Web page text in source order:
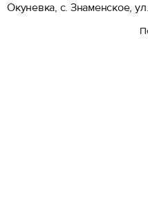
Окуневка, с. Знаменское,